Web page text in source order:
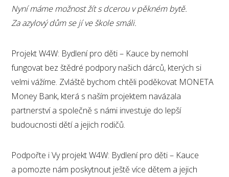
Nyní máme možnost žít s dcerou v pěkném bytě.
Za azylový dům se jí ve škole smáli.
Projekt W4W: Bydlení pro děti – Kauce by nemohl
fungovat bez štědré podpory našich dárců, kterých si
velmi vážíme. Zvláště bychom chtěli poděkovat MONETA
Money Bank, která s naším projektem navázala
partnerství a společně s námi investuje do lepší
budoucnosti dětí a jejich rodičů.
Podpořte i Vy projekt W4W: Bydlení pro děti – Kauce
a pomozte nám poskytnout ještě více dětem a jejich